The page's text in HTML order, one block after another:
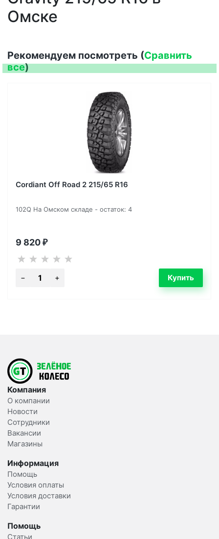
Омске
Рекомендуем посмотреть (Сравнить
все)
Cordiant Off Road 2 215/65 R16
102Q На Омском складе - остаток: 4
9 820 ₽
Компания
О компании
Новости
Сотрудники
Вакансии
Магазины
Информация
Помощь
Условия оплаты
Условия доставки
Гарантии
Помощь
Статьи